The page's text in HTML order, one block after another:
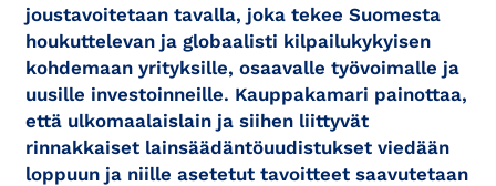
joustavoitetaan tavalla, joka tekee Suomesta
houkuttelevan ja globaalisti kilpailukykyisen
kohdemaan yrityksille, osaavalle työvoimalle ja
uusille investoinneille. Kauppakamari painottaa,
että ulkomaalaislain ja siihen liittyvät
rinnakkaiset lainsäädäntöuudistukset viedään
loppuun ja niille asetetut tavoitteet saavutetaan